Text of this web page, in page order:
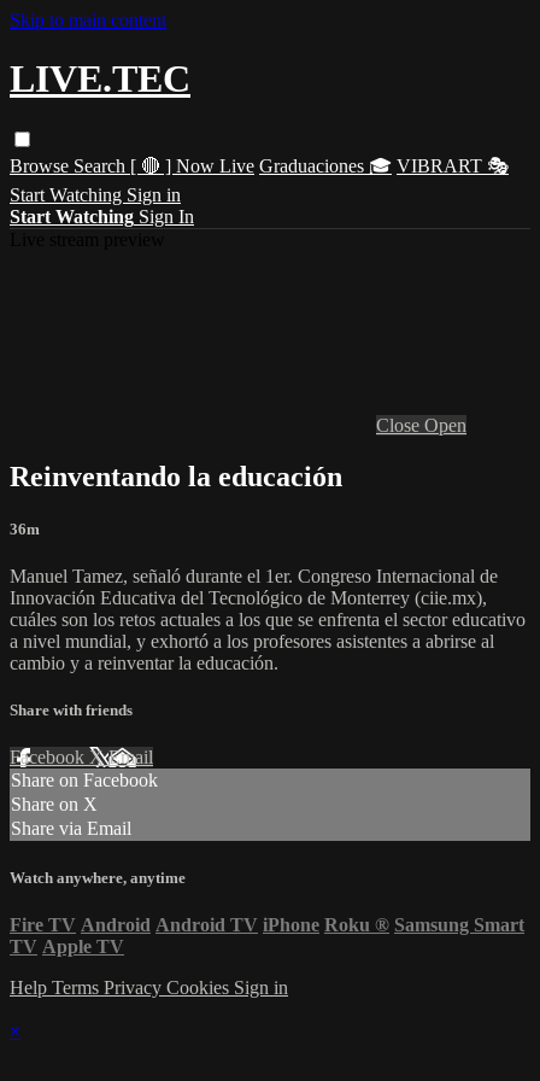
Skip to main content
LIVE.TEC
Browse Search [ 🔴 ] Now Live Graduaciones 🎓 VIBRART 🎭
Start Watching Sign in
Start Watching Sign In
Close Open
Reinventando la educación
36m
Manuel Tamez, señaló durante el 1er. Congreso Internacional de
Innovación Educativa del Tecnológico de Monterrey (ciie.mx),
cuáles son los retos actuales a los que se enfrenta el sector educativo
a nivel mundial, y exhortó a los profesores asistentes a abrirse al
cambio y a reinventar la educación.
Share with friends
Facebook XEmail
Share on Facebook
Share on X
Share via Email
Watch anywhere, anytime
Fire TV Android Android TV iPhone Roku ® Samsung Smart
TV Apple TV
Help Terms Privacy Cookies Sign in
×